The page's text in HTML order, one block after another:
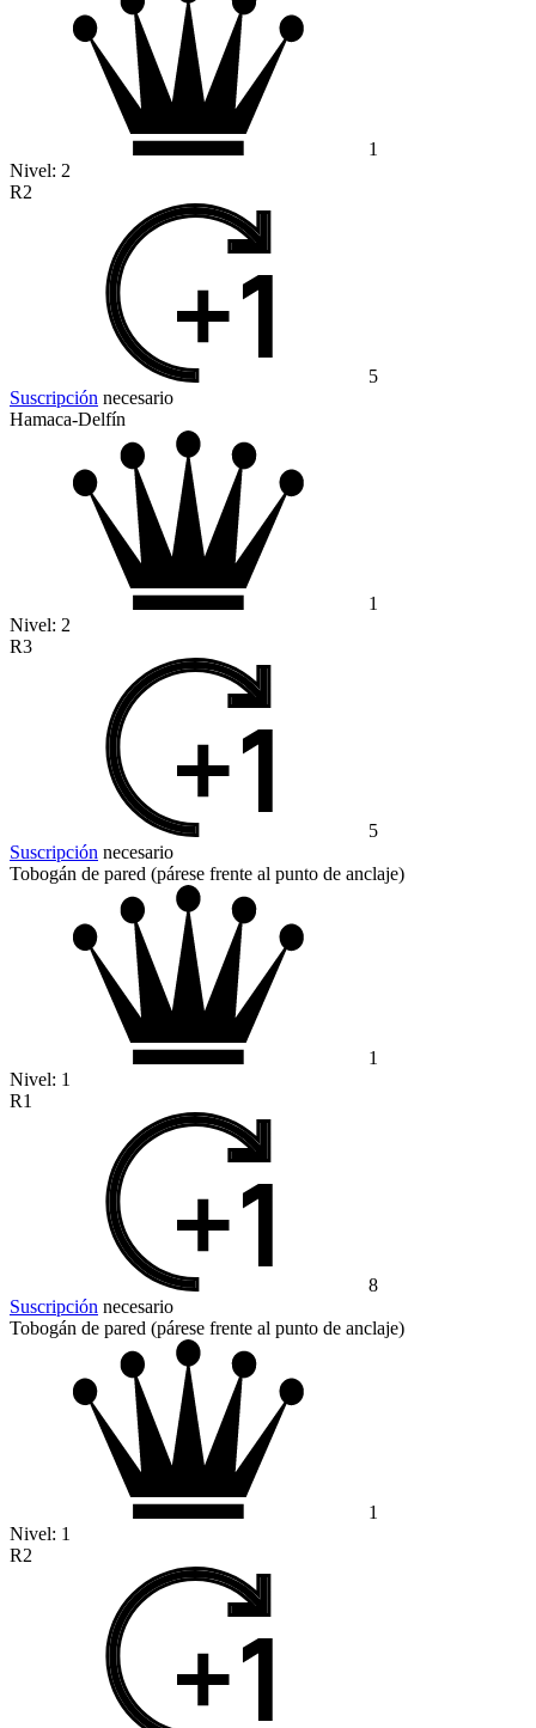
1
Nivel: 2
R2
5
Suscripción necesario
Hamaca-Delfín
1
Nivel: 2
R3
5
Suscripción necesario
Tobogán de pared (párese frente al punto de anclaje)
1
Nivel: 1
R1
8
Suscripción necesario
Tobogán de pared (párese frente al punto de anclaje)
1
Nivel: 1
R2